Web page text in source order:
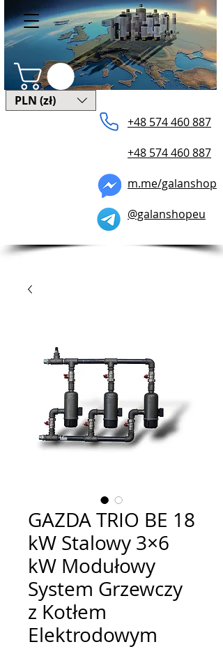
+48 574 ​460 887
+48 574 460 887
m.me/galanshop
@galanshopeu
PLN (zł)
GAZDA TRIO BE 18
kW Stalowy 3×6
kW Modułowy
System Grzewczy
z Kotłem
Elektrodowym